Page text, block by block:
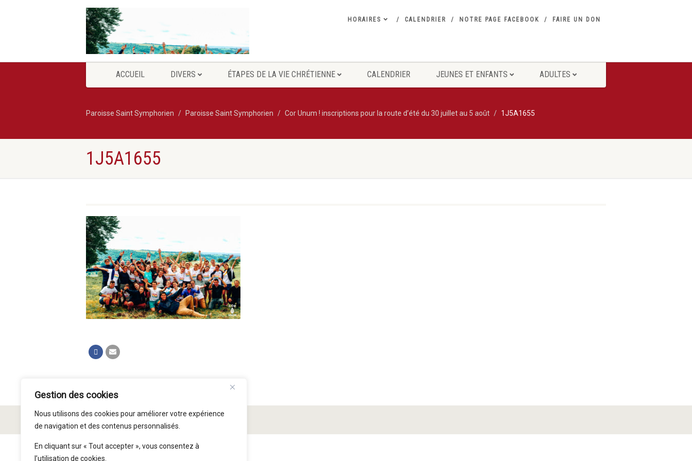
Gestion des cookies
Nous utilisons des cookies pour améliorer votre expérience
de navigation et des contenus personnalisés.
En cliquant sur « Tout accepter », vous consentez à
l’utilisation de cookies.
HORAIRES CALENDRIER NOTRE PAGE FACEBOOK FAIRE UN DON
ACCUEIL DIVERS ÉTAPES DE LA VIE CHRÉTIENNE CALENDRIER JEUNES ET ENFANTS ADULTES
Paroisse Saint Symphorien Paroisse Saint Symphorien Cor Unum ! inscriptions pour la route d’été du 30 juillet au 5 août 1J5A1655
1J5A1655
© Paroisse Saint Symphorien 2015 - 2026